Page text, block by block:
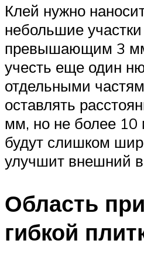
Клей нужно
небольшие
превышающим 3
учесть еще один
отдельными
оставлять
мм, но не более
будут слишком
улучшит внешний
Область
гибкой